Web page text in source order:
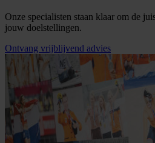
Onze specialisten staan klaar om de
jouw doelstellingen.
Ontvang vrijblijvend advies